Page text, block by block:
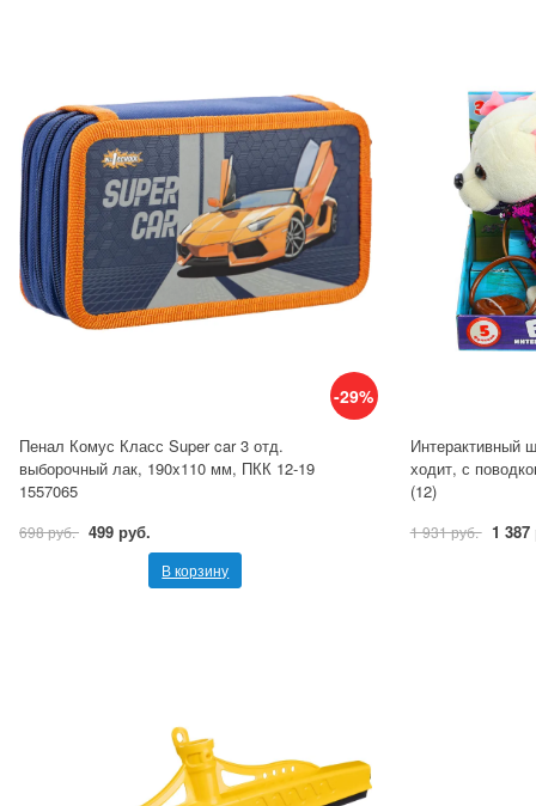
-29%
Пенал Комус Класс Super car 3 отд.
выборочный лак, 190x110 мм, ПКК 12-19
1557065
698 руб. 499 руб.
В корзину
Интерактивный
ходит, с
(12)
1 931 руб. 1 387